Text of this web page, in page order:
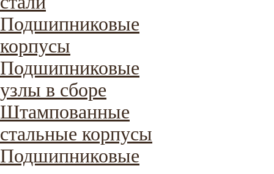
Подшипниковые
корпусы
Подшипниковые
узлы в сборе
Штампованные
стальные корпусы
Подшипниковые